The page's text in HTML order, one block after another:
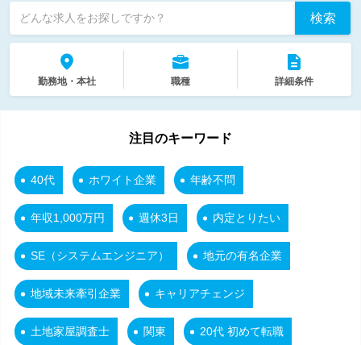
どんな求人をお探しですか？ 検索
勤務地・本社 職種 詳細条件
注目のキーワード
40代 ホワイト企業 年齢不問
年収1,000万円 週休3日 内定とりたい
SE（システムエンジニア） 地元の有名企業
地域未来牽引企業 キャリアチェンジ
土地家屋調査士 関東 20代 初めて転職